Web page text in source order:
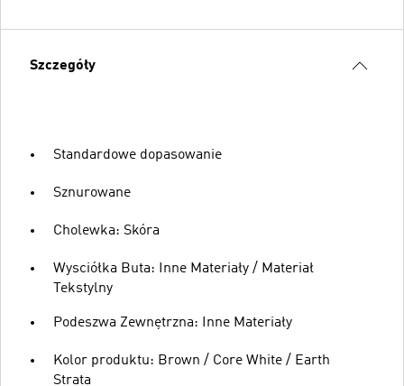
Szczegóły
Standardowe dopasowanie
Sznurowane
Cholewka: Skóra
Wysciółka Buta: Inne Materiały / Materiał
Tekstylny
Podeszwa Zewnętrzna: Inne Materiały
Kolor produktu: Brown / Core White / Earth
Strata